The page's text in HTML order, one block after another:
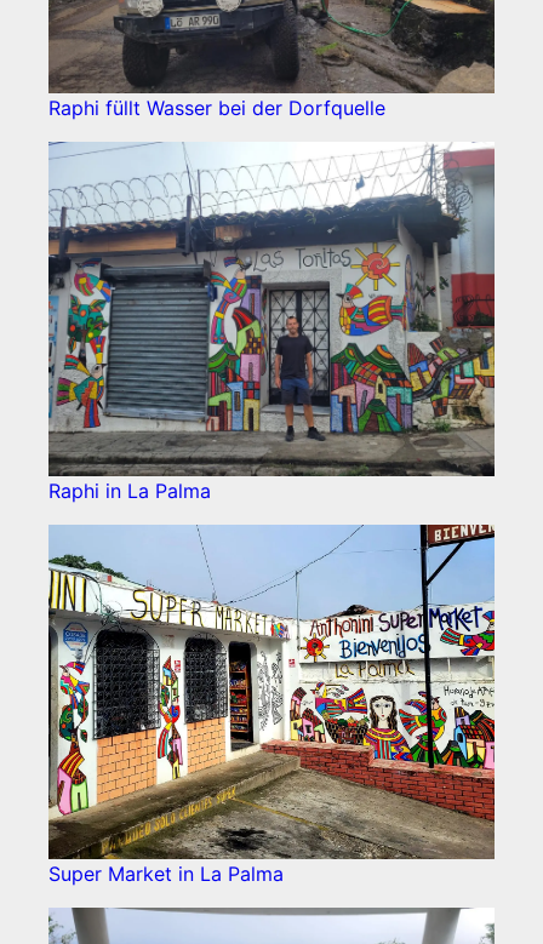
Raphi füllt Wasser bei der Dorfquelle
Raphi in La Palma
Super Market in La Palma